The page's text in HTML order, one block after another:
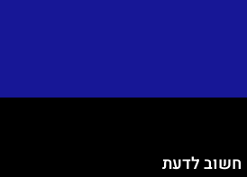
חשוב לדעת